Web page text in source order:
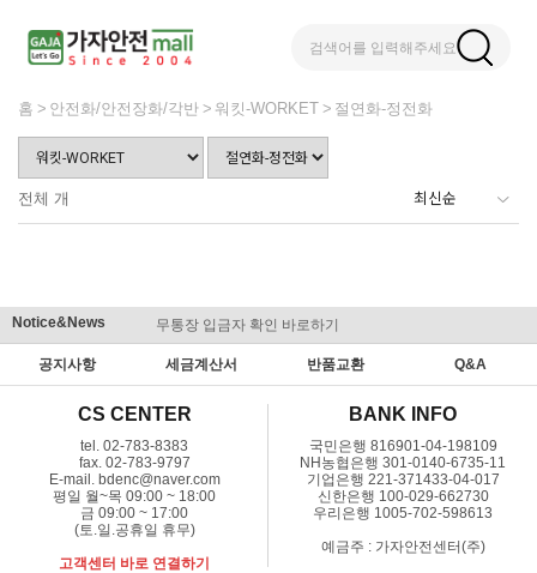
검색어를 입력해주세요
홈 안전화/안전장화/각반 워킷-WORKET 절연화-정전화
전체 개
Notice&News 무통장 입금자 확인 바로하기
공지사항 세금계산서 반품교환 Q&A
CS CENTER
tel. 02-783-8383
fax. 02-783-9797
E-mail. bdenc@naver.com
평일 월~목 09:00 ~ 18:00
금 09:00 ~ 17:00
(토.일.공휴일 휴무)
고객센터 바로 연결하기
BANK INFO
국민은행 816901-04-198109
NH농협은행 301-0140-6735-11
기업은행 221-371433-04-017
신한은행 100-029-662730
우리은행 1005-702-598613
예금주 : 가자안전센터(주)